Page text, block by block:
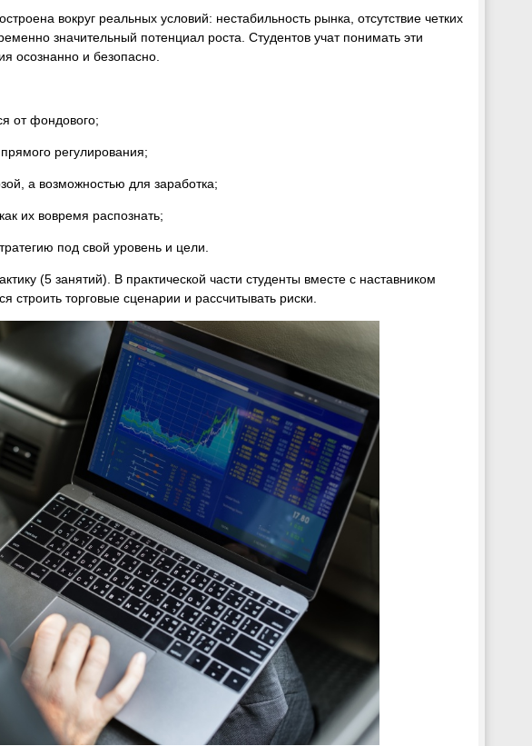
вокруг реальных условий: нестабильность рынка, отсутствие четких
значительный потенциал роста. Студентов учат понимать эти
осознанно и безопасно.
от фондового;
регулирования;
а возможностью для заработка;
их вовремя распознать;
под свой уровень и цели.
(5 занятий). В практической части студенты вместе с наставником
строить торговые сценарии и рассчитывать риски.